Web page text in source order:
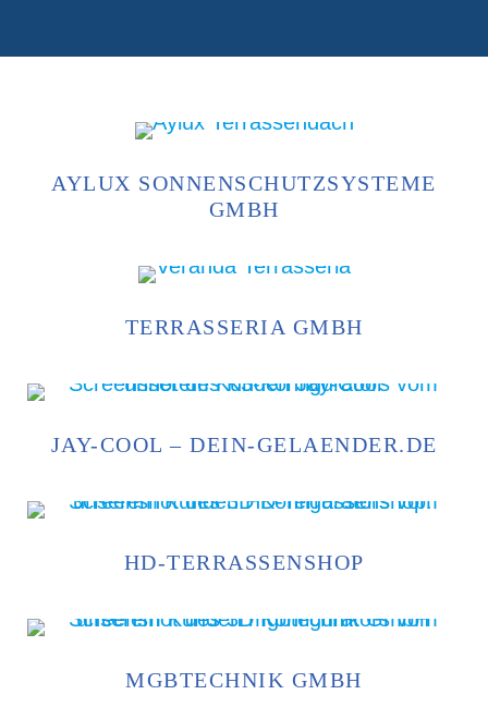
AYLUX SONNENSCHUTZSYSTEME
GMBH
TERRASSERIA GMBH
JAY-COOL – DEIN-GELAENDER.DE
HD-TERRASSENSHOP
MGBTECHNIK GMBH